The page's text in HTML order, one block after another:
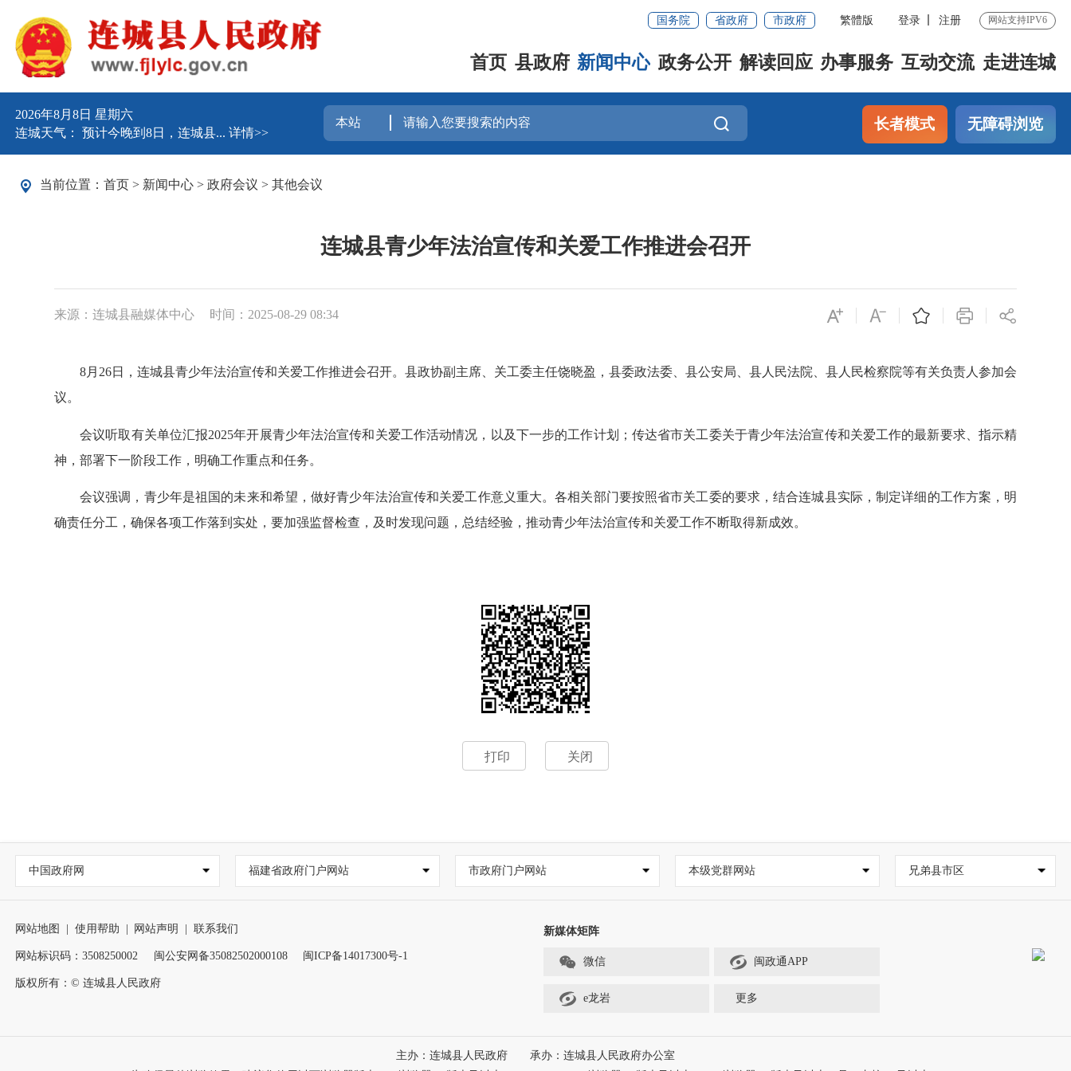
国务院 省政府 市政府 繁體版 登录 注册 网站支持IPV6
首页 县政府 新闻中心 政务公开 解读回应 办事服务 互动交流 走进连城
2026年8月8日 星期六
连城天气： 预计今晚到8日，连城县...详情>>
长者模式 无障碍浏览
当前位置： 首页 > 新闻中心 > 政府会议 > 其他会议
连城县青少年法治宣传和关爱工作推进会召开
来源：连城县融媒体中心 时间：2025-08-29 08:34
8月26日，连城县青少年法治宣传和关爱工作推进会召开。县政协副主席、关工委主任饶晓盈，县委政法委、县公安局、县人民法院、县人民检察院等有关负责人参加会
议。
会议听取有关单位汇报2025年开展青少年法治宣传和关爱工作活动情况，以及下一步的工作计划；传达省市关工委关于青少年法治宣传和关爱工作的最新要求、指示精
神，部署下一阶段工作，明确工作重点和任务。
会议强调，青少年是祖国的未来和希望，做好青少年法治宣传和关爱工作意义重大。各相关部门要按照省市关工委的要求，结合连城县实际，制定详细的工作方案，明
确责任分工，确保各项工作落到实处，要加强监督检查，及时发现问题，总结经验，推动青少年法治宣传和关爱工作不断取得新成效。
打印 关闭
中国政府网 福建省政府门户网站 市政府门户网站 本级党群网站 兄弟县市区
网站地图 使用帮助 网站声明 联系我们
网站标识码：3508250002 闽公安网备35082502000108 闽ICP备14017300号-1
版权所有：© 连城县人民政府
新媒体矩阵
微信 闽政通APP
e龙岩 更多
主办：连城县人民政府
承办：连城县人民政府办公室